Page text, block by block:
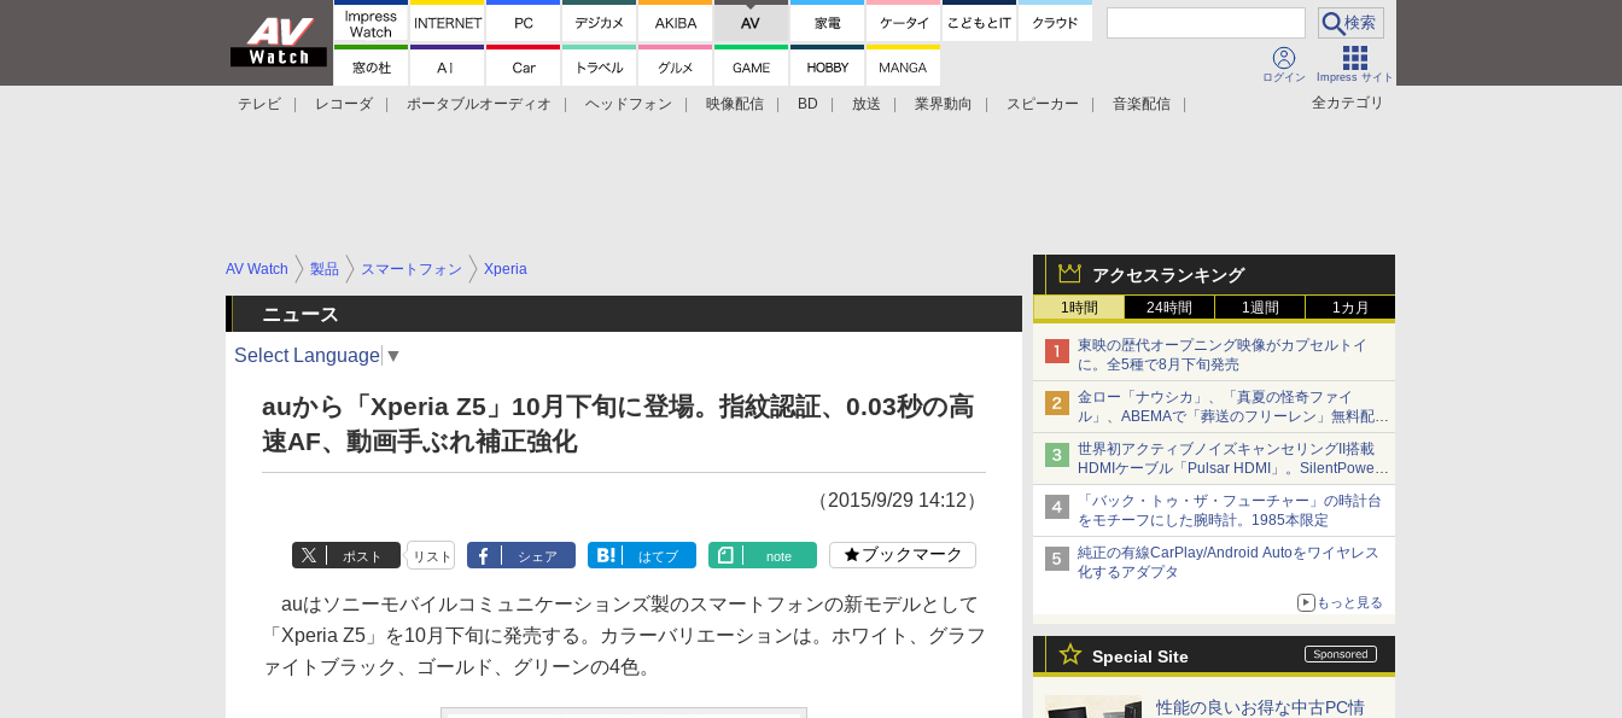
ログイン Impress サイト
全カテゴリ
テレビ レコーダ ポータブルオーディオ ヘッドフォン 映像配信 BD 放送 業界動向 スピーカー
音楽配信
アクセスランキング
1時間 24時間 1週間 1カ月
東映の歴代オープニング映像がカプセルトイ
に。全5種で8月下旬発売
金ロー「ナウシカ」、「真夏の怪奇ファイ
ル」、ABEMAで「葬送のフリーレン」無料配信
など。夏の特番・配信情報
世界初アクティブノイズキャンセリングII搭載
HDMIケーブル「Pulsar HDMI」。SilentPower
から
「バック・トゥ・ザ・フューチャー」の時計台
をモチーフにした腕時計。1985本限定
純正の有線CarPlay/Android Autoをワイヤレス
化するアダプタ
もっと見る
Special Site
性能の良いお得な中古PC情
AV Watch 製品 スマートフォン Xperia
ニュース
Select Language ▼
auから「Xperia Z5」10月下旬に登場。指紋認証、0.03秒の高
速AF、動画手ぶれ補正強化
（2015/9/29 14:12）
ポスト リスト シェア はてブ note ブックマーク
auはソニーモバイルコミュニケーションズ製のスマートフォンの新モデルとして
「Xperia Z5」を10月下旬に発売する。カラーバリエーションは。ホワイト、グラフ
ァイトブラック、ゴールド、グリーンの4色。